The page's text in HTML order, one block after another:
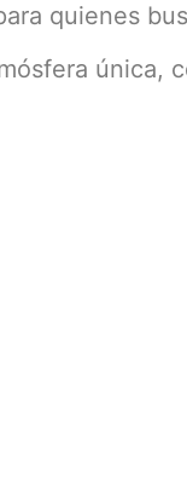
quienes
única,